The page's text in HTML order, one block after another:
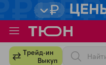
Трейд-ин
Выкуп
Для клиентов всех банков